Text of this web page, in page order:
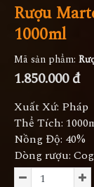
Rượu
1000ml
Mã sản phẩm:
1.850.000 đ
Xuất Xứ: Pháp
Thể Tích:
Nồng Độ: 40%
Dòng rượu: